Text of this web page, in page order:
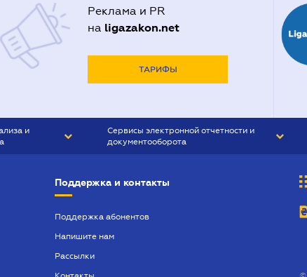
Реклама и PR
на ligazakon.net
ТАРИФЫ
и
Сервисы электронной отчетности и
документооборота
Поддержка и контакты
Поддержка абонентов
Напишите нам
Рассылки